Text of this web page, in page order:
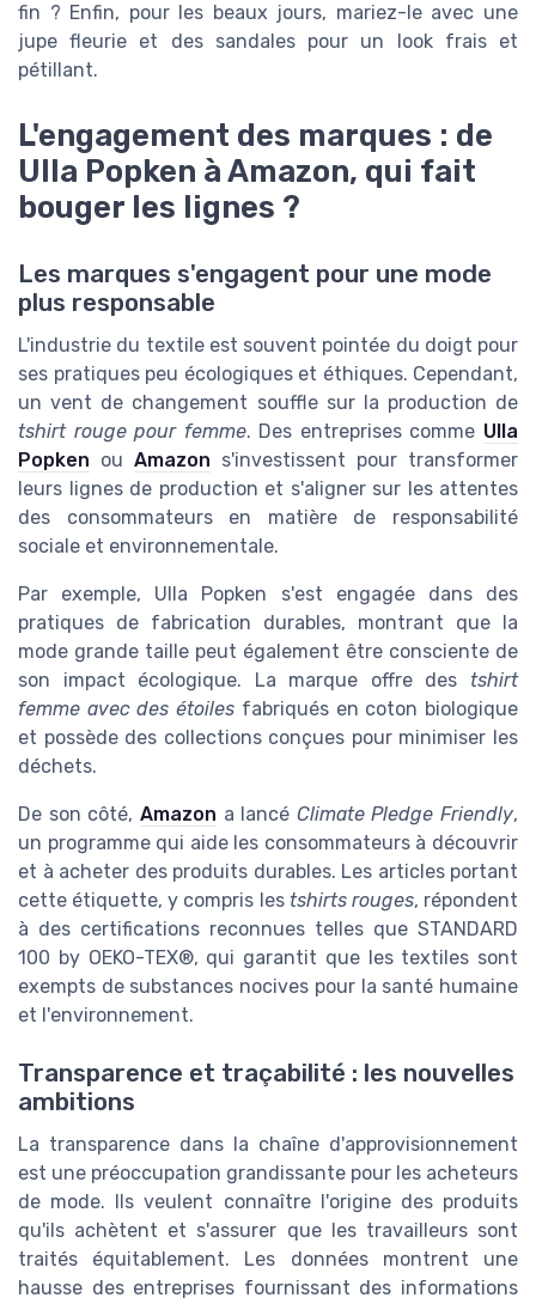
fin ? Enfin, pour les beaux jours, mariez-le avec une
jupe fleurie et des sandales pour un look frais et
pétillant.
L'engagement des marques : de
Ulla Popken à Amazon, qui fait
bouger les lignes ?
Les marques s'engagent pour une mode
plus responsable
L'industrie du textile est souvent pointée du doigt pour
ses pratiques peu écologiques et éthiques. Cependant,
un vent de changement souffle sur la production de
tshirt rouge pour femme. Des entreprises comme Ulla
Popken ou Amazon s'investissent pour transformer
leurs lignes de production et s'aligner sur les attentes
des consommateurs en matière de responsabilité
sociale et environnementale.
Par exemple, Ulla Popken s'est engagée dans des
pratiques de fabrication durables, montrant que la
mode grande taille peut également être consciente de
son impact écologique. La marque offre des tshirt
femme avec des étoiles fabriqués en coton biologique
et possède des collections conçues pour minimiser les
déchets.
De son côté, Amazon a lancé Climate Pledge Friendly,
un programme qui aide les consommateurs à découvrir
et à acheter des produits durables. Les articles portant
cette étiquette, y compris les tshirts rouges, répondent
à des certifications reconnues telles que STANDARD
100 by OEKO-TEX®, qui garantit que les textiles sont
exempts de substances nocives pour la santé humaine
et l'environnement.
Transparence et traçabilité : les nouvelles
ambitions
La transparence dans la chaîne d'approvisionnement
est une préoccupation grandissante pour les acheteurs
de mode. Ils veulent connaître l'origine des produits
qu'ils achètent et s'assurer que les travailleurs sont
traités équitablement. Les données montrent une
hausse des entreprises fournissant des informations